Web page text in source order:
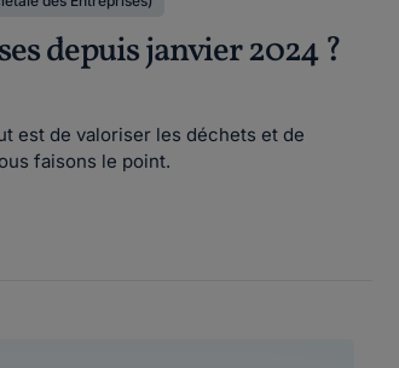
depuis janvier 2024 ?
est de valoriser les déchets et de
faisons le point.